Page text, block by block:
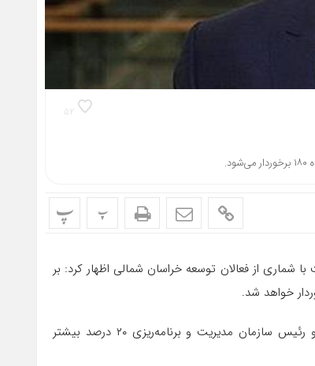
۵۲
پ پ
شماری از فعالان توسعه خراسان شمالی اظهار کرد: بر
وی بیان داشت: تخصیص اعتبارات این بخش را از معاونت رئیس‌جمهور و رئیس سازمان مدیریت و برنامه‌ریزی ۲۰ درصد بیشتر